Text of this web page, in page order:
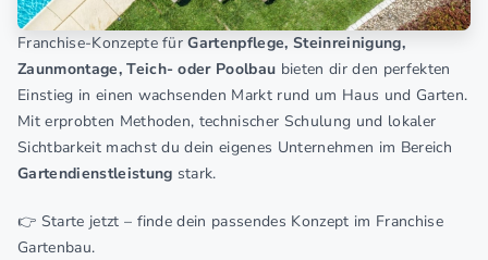
Franchise-Konzepte fürGartenpflege, Steinreinigung,
Zaunmontage, Teich- oder Poolbau bieten dir den perfekten
Einstieg in einen wachsenden Markt rund um Haus und Garten.
Mit erprobten Methoden, technischer Schulung und lokaler
Sichtbarkeit machst du dein eigenes Unternehmen im Bereich
Gartendienstleistung stark.
👉 Starte jetzt – finde dein passendes Konzept im Franchise
Gartenbau.